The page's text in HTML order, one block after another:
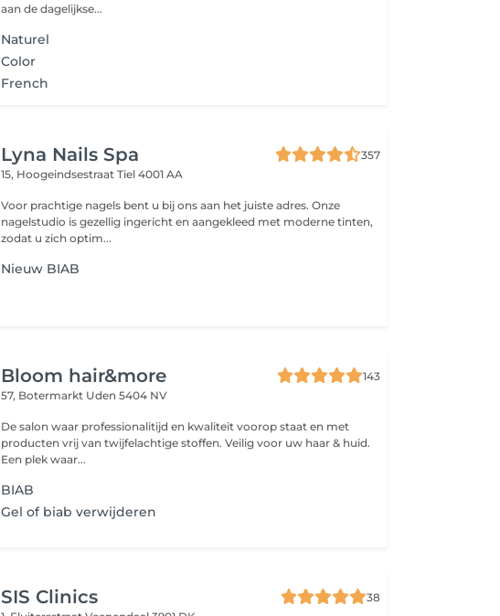
aan de dagelijkse...
Naturel
Color
French
Lyna Nails Spa
357
15, HoogeindsestraatTiel 4001 AA
Voor prachtige nagels bent u bij ons aan het juiste adres. Onze
nagelstudio is gezellig ingericht en aangekleed met moderne tinten,
zodat u zich optim...
Nieuw BIAB
Bloom hair&more
143
57, Botermarkt Uden 5404 NV
De salon waar professionalitijd en kwaliteit voorop staat en met
producten vrij van twijfelachtige stoffen. Veilig voor uw haar & huid.
Een plek waar...
BIAB
Gel of biab verwijderen
SIS Clinics
38